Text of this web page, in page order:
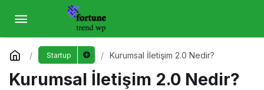
Startup Kurumsal İletişim 2.0 Nedir?
Kurumsal İletişim 2.0 Nedir?
Kurumsal İletişim 2.0 Nedir?
Yorum Yap